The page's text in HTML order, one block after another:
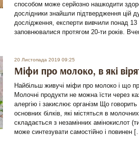
способом може серйозно нашкодити
дослідники знайшли підтвердження цій
дослідження, експерти вивчили понад 13
заповнювалися протягом 20-ти років.
20 Листопада 2019 09:25
Міфи про молоко, в які
Найбільш живучі міфи про молоко і що
Молочні продукти не можна їсти через
алергію і закислює організм Що
основних білків, які містяться в
складається з незамінних амінокислот
може синтезувати самостійно і повинен